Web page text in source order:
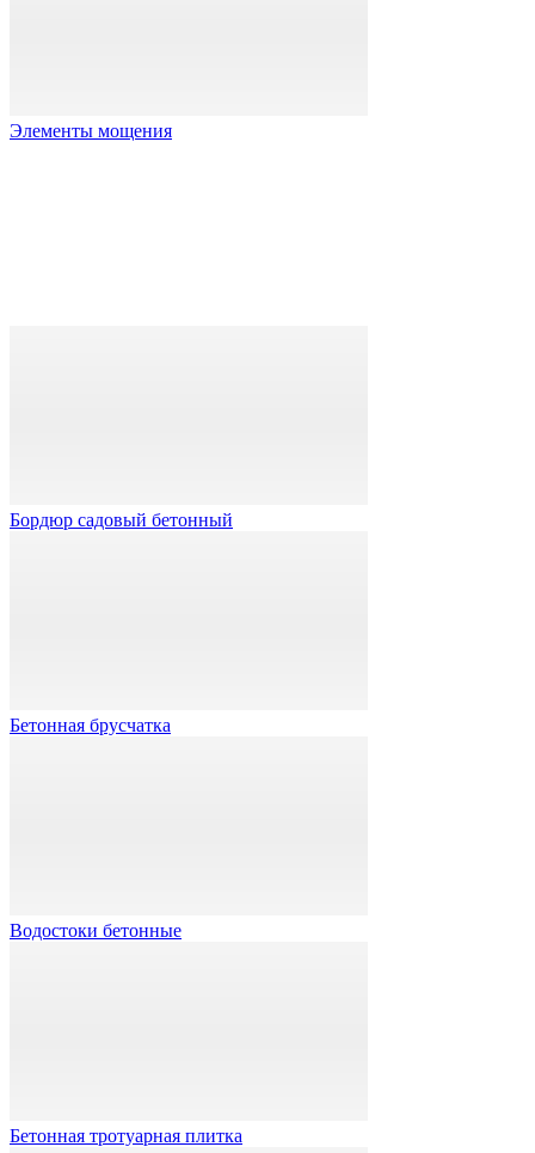
Элементы мощения
Бордюр садовый бетонный
Бетонная брусчатка
Водостоки бетонные
Бетонная тротуарная плитка